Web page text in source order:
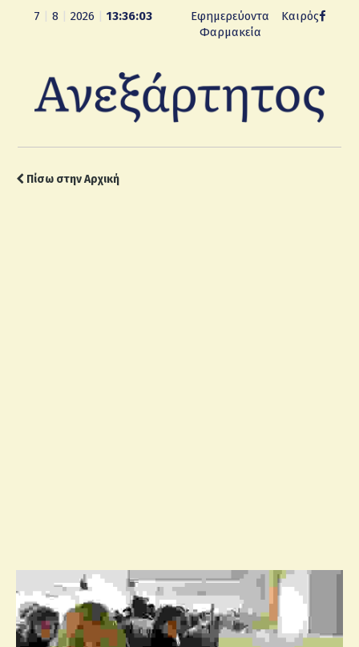
7 8 2026 13:36:04
Εφημερεύοντα
Φαρμακεία
Καιρός
Πίσω στην Αρχική